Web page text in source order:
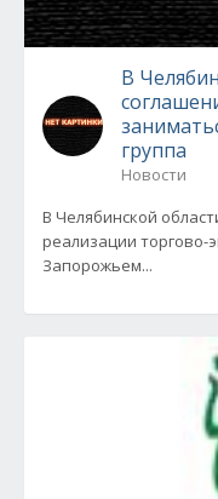
В
группа
Новости
В Челябинской
реализации торгово-
Запорожьем...